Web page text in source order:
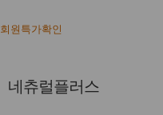
회원특가확인
네츄럴플러스